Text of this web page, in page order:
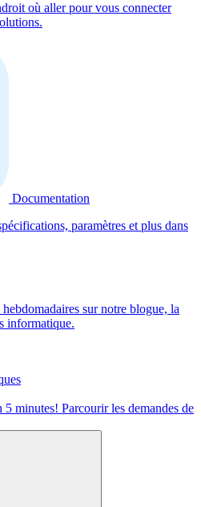
où aller pour vous connecter
Documentation
paramètres et plus dans
sur notre blogue, la
informatique.
5 minutes! Parcourir les demandes de